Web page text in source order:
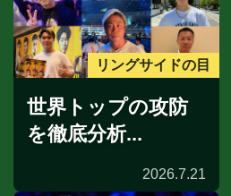
リングサイドの目
世界トップの攻防
を徹底分析...
2026.7.21